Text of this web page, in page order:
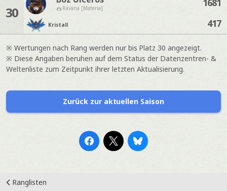
30 Ravana [Materia]
Kristall
417
※ Wertungen nach Rang werden nur bis Platz 30 angezeigt.
※ Diese Angaben beruhen auf dem Status der Datenzentren- &
Weltenliste zum Zeitpunkt ihrer letzten Aktualisierung.
Zurück zur aktuellen Saison
Ranglisten